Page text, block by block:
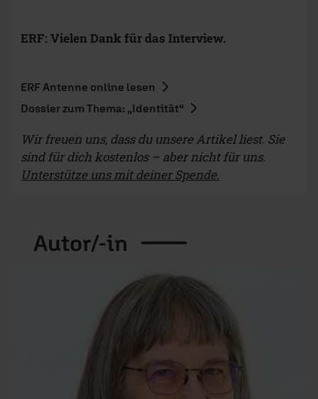
ERF: Vielen Dank für das Interview.
ERF Antenne online lesen
Dossier zum Thema: „Identität“
Wir freuen uns, dass du unsere Artikel liest. Sie
sind für dich kostenlos – aber nicht für uns.
Unterstütze uns mit deiner Spende.
Autor/-in